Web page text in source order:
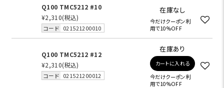
Q100 TMC5212 #10
¥2,310(税込)
コード 021521200010
在庫なし
今だけクーポン利
用で10%OFF
Q100 TMC5212 #12
¥2,310(税込)
コード 021521200012
在庫あり
カートに入れる
今だけクーポン利
用で10%OFF